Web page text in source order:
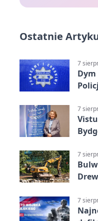
Ostatnie
7
7
7
7